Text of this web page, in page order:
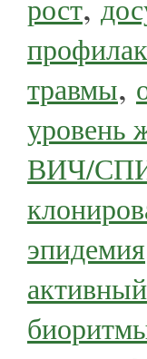
рост
травмы,
уровень
ВИЧ/
эпидемия